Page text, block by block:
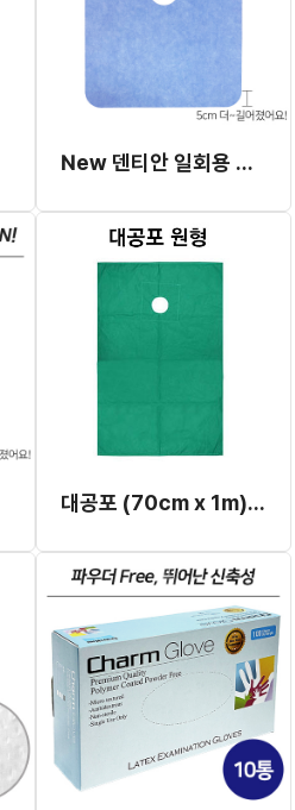
New 덴티안 일회용 부직포 소공포 (46cm x 55cm)
대공포 (70cm x 1m) 원형 (두원)